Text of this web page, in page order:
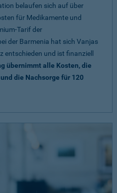
belaufen sich auf über
für Medikamente und
Tarif der
der Barmenia hat sich Vanjas
entschieden und ist finanziell
übernimmt alle Kosten, die
die Nachsorge für 120